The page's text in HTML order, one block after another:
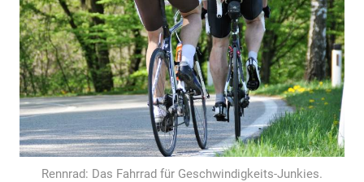
Rennrad: Das Fahrrad für Geschwindigkeits-Junkies.